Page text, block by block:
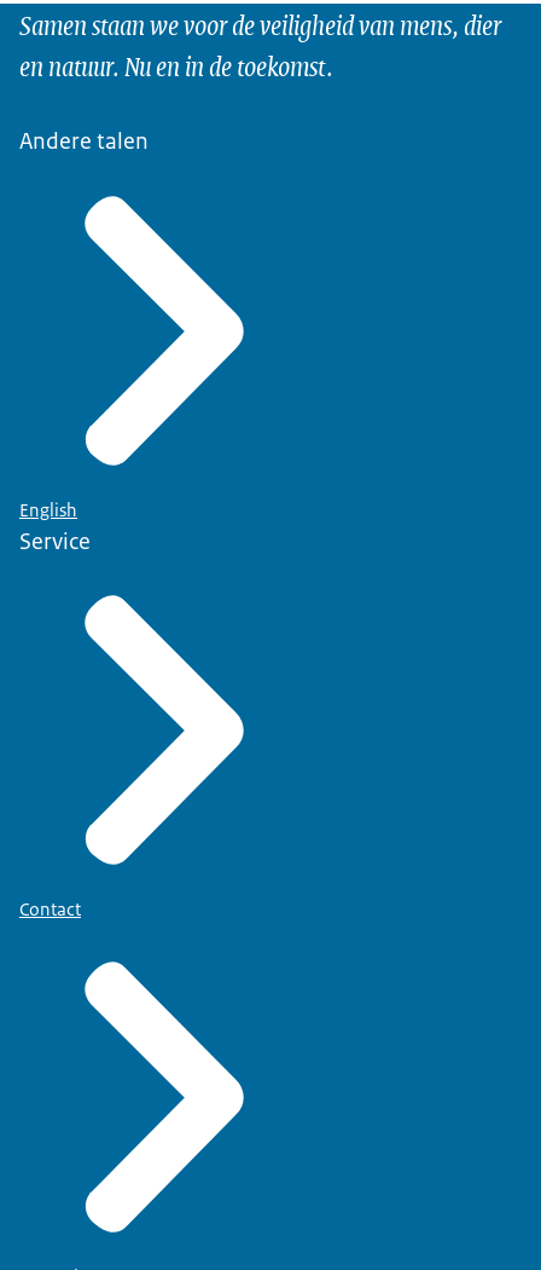
Samen staan we voor de veiligheid van mens, dier
en natuur. Nu en in de toekomst.
Andere talen
English
Service
Contact